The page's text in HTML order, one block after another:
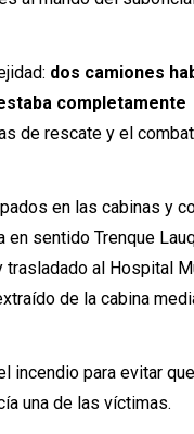
dos camiones
completamente
de rescate y el
en las cabinas y
en sentido Trenque
al Hospital
de la cabina
incendio para evitar
una de las víctimas.